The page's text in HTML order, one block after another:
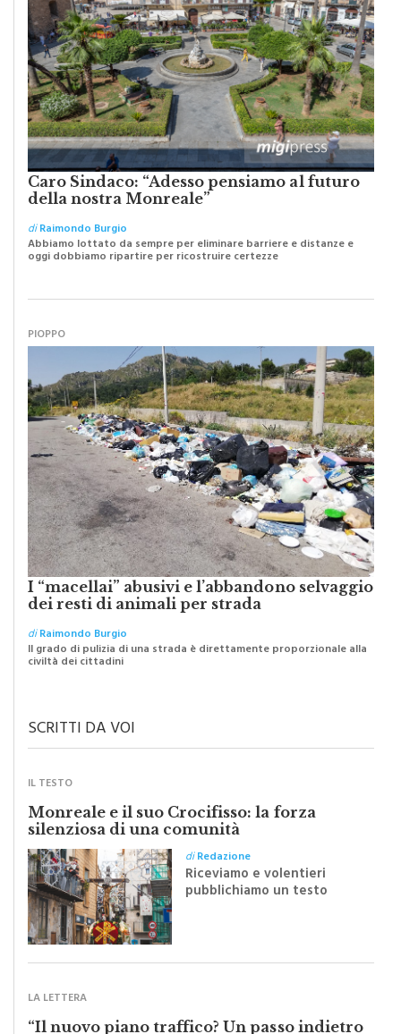
Caro Sindaco: “Adesso pensiamo al futuro
della nostra Monreale”
diRaimondo Burgio
I “macellai” abusivi e l’abbandono selvaggio
dei resti di animali per strada
diRaimondo Burgio
SCRITTI DA VOI
IL TESTO
Monreale e il suo Crocifisso: la forza
silenziosa di una comunità
diRedazione
Riceviamo e volentieri
Sapienza all'indomani della
LA LETTERA